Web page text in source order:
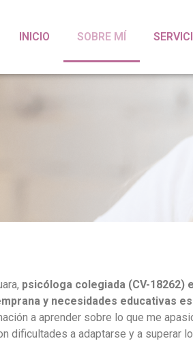
INICIO SOBRE MÍ
psicóloga colegiada (CV-18262)
y necesidades educativas
a aprender sobre lo que me
dificultades a adaptarse y a superar